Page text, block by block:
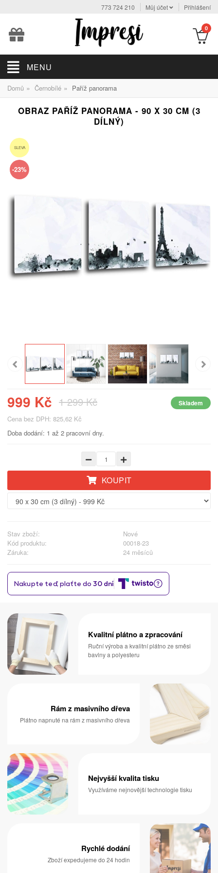
773 724 210 Můj účet Přihlášení
0
MENU
Domů » Černobílé » Paříž panorama
OBRAZ PAŘÍŽ PANORAMA - 90 X 30 CM (3
DÍLNÝ)
SLEVA
-23%
999 Kč 1 299 Kč Skladem
Cena bez DPH: 825,62 Kč
Doba dodání: 1 až 2 pracovní dny.
KOUPIT
Stav zboží:
Nové
Kód produktu:
00018-23
Záruka:
24 měsíců
Kvalitní plátno a zpracování
Ruční výroba a kvalitní plátno ze směsi
bavlny a polyesteru
Rám z masivního dřeva
Plátno napnuté na rám z masivního dřeva
Nejvyšší kvalita tisku
Využíváme nejnovější technologie tisku
Rychlé dodání
Zboží expedujeme do 24 hodin